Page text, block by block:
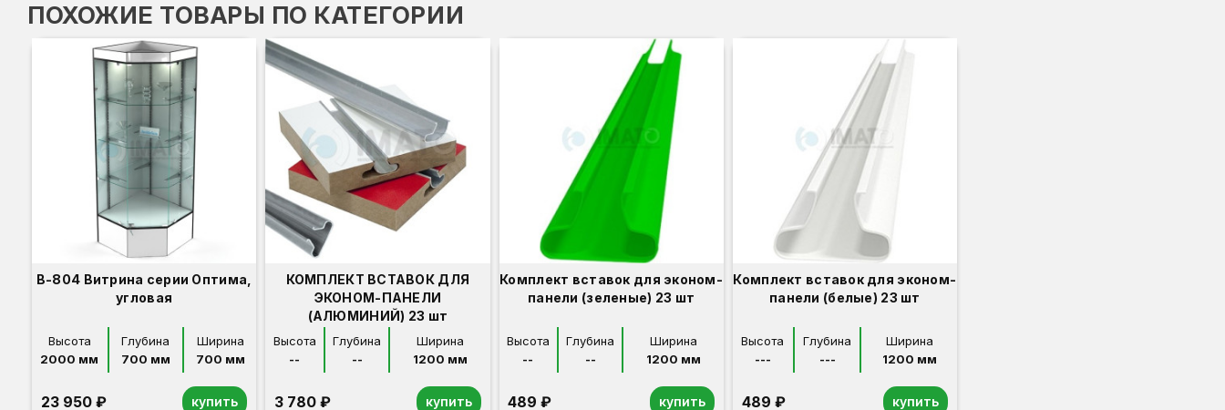
ПОХОЖИЕ ТОВАРЫ ПО КАТЕГОРИИ
В-804 Витрина серии Оптима,
угловая
Высота
2000 мм
Глубина
700 мм
Ширина
700 мм
23 950 ₽ купить
КОМПЛЕКТ ВСТАВОК ДЛЯ
ЭКОНОМ-ПАНЕЛИ
(АЛЮМИНИЙ) 23 шт
Высота
--
Глубина
--
Ширина
1200 мм
3 780 ₽ купить
Комплект вставок для эконом-
панели (зеленые) 23 шт
Высота
--
Глубина
--
Ширина
1200 мм
489 ₽ купить
Комплект вставок для эконом-
панели (белые) 23 шт
Высота
---
Глубина
---
Ширина
1200 мм
489 ₽ купить